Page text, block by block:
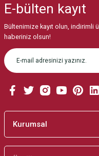
Görüş ve önerileriniz için
Ürün resmi kalitesiz,
Ürün açıklamasında
Ürün bilgilerinde hatalar
Bu ürüne benzer farklı
E-bülten kayıt
Bültenimize kayıt olun, indirimli
haberiniz olsun!
Kurumsal